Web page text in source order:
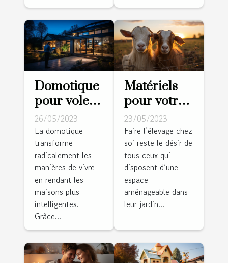
Domotique
pour volets
roulants :
Pourquoi
est-ce un
bon choix ?
26/05/2023
La domotique
transforme
radicalement les
manières de vivre
en rendant les
maisons plus
intelligentes.
Grâce...
Matériels
pour votre
ferme :
Comment
réussir la
réalisation
des clôtures
pour vos
animaux ?
23/05/2023
Faire l’élevage chez
soi reste le désir de
tous ceux qui
disposent d’une
espace
aménageable dans
leur jardin...